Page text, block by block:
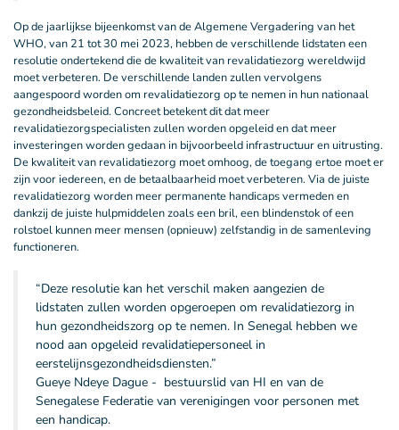
Op de jaarlijkse bijeenkomst van de Algemene Vergadering van het
WHO, van 21 tot 30 mei 2023, hebben de verschillende lidstaten een
resolutie ondertekend die de kwaliteit van revalidatiezorg wereldwijd
moet verbeteren. De verschillende landen zullen vervolgens
aangespoord worden om revalidatiezorg op te nemen in hun nationaal
gezondheidsbeleid. Concreet betekent dit dat meer
revalidatiezorgspecialisten zullen worden opgeleid en dat meer
investeringen worden gedaan in bijvoorbeeld infrastructuur en uitrusting.
De kwaliteit van revalidatiezorg moet omhoog, de toegang ertoe moet er
zijn voor iedereen, en de betaalbaarheid moet verbeteren. Via de juiste
revalidatiezorg worden meer permanente handicaps vermeden en
dankzij de juiste hulpmiddelen zoals een bril, een blindenstok of een
rolstoel kunnen meer mensen (opnieuw) zelfstandig in de samenleving
functioneren.
“Deze resolutie kan het verschil maken aangezien de
lidstaten zullen worden opgeroepen om revalidatiezorg in
hun gezondheidszorg op te nemen. In Senegal hebben we
nood aan opgeleid revalidatiepersoneel in
eerstelijnsgezondheidsdiensten.”
Gueye Ndeye Dague - bestuurslid van HI en van de
Senegalese Federatie van verenigingen voor personen met
een handicap.